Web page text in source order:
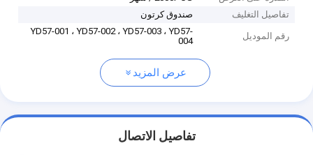
تفاصيل التغليف
صندوق كرتون
رقم الموديل
YD57-001 ، YD57-002 ، YD57-003 ، YD57-
004
عرض المزيد
تفاصيل الاتصال